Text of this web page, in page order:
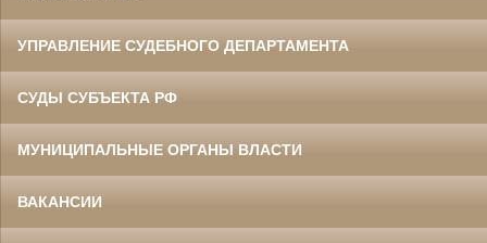
УПРАВЛЕНИЕ СУДЕБНОГО ДЕПАРТАМЕНТА
СУДЫ СУБЪЕКТА РФ
МУНИЦИПАЛЬНЫЕ ОРГАНЫ ВЛАСТИ
ВАКАНСИИ